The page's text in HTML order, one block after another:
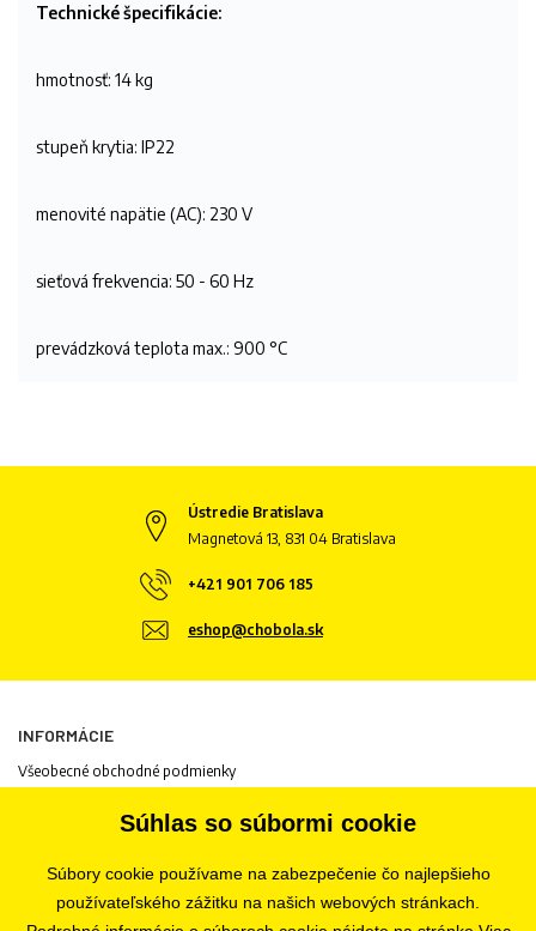
Technické špecifikácie:
hmotnosť: 14 kg
stupeň krytia: IP22
menovité napätie (AC): 230 V
sieťová frekvencia: 50 - 60 Hz
prevádzková teplota max.: 900 °C
Ústredie Bratislava
Magnetová 13, 831 04 Bratislava
+421 901 706 185
eshop@chobola.sk
INFORMÁCIE
Všeobecné obchodné podmienky
Informácie o cookies
Odstúpenie od zmluvy
Ochrana osobných údajov
Nastavenia súborov cookie
Súhlas so súbormi cookie
Súbory cookie používame na zabezpečenie čo najlepšieho
používateľského zážitku na našich webových stránkach.